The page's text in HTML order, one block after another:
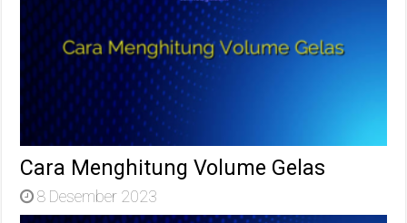
Cara Menghitung Volume Gelas
8 Desember 2023